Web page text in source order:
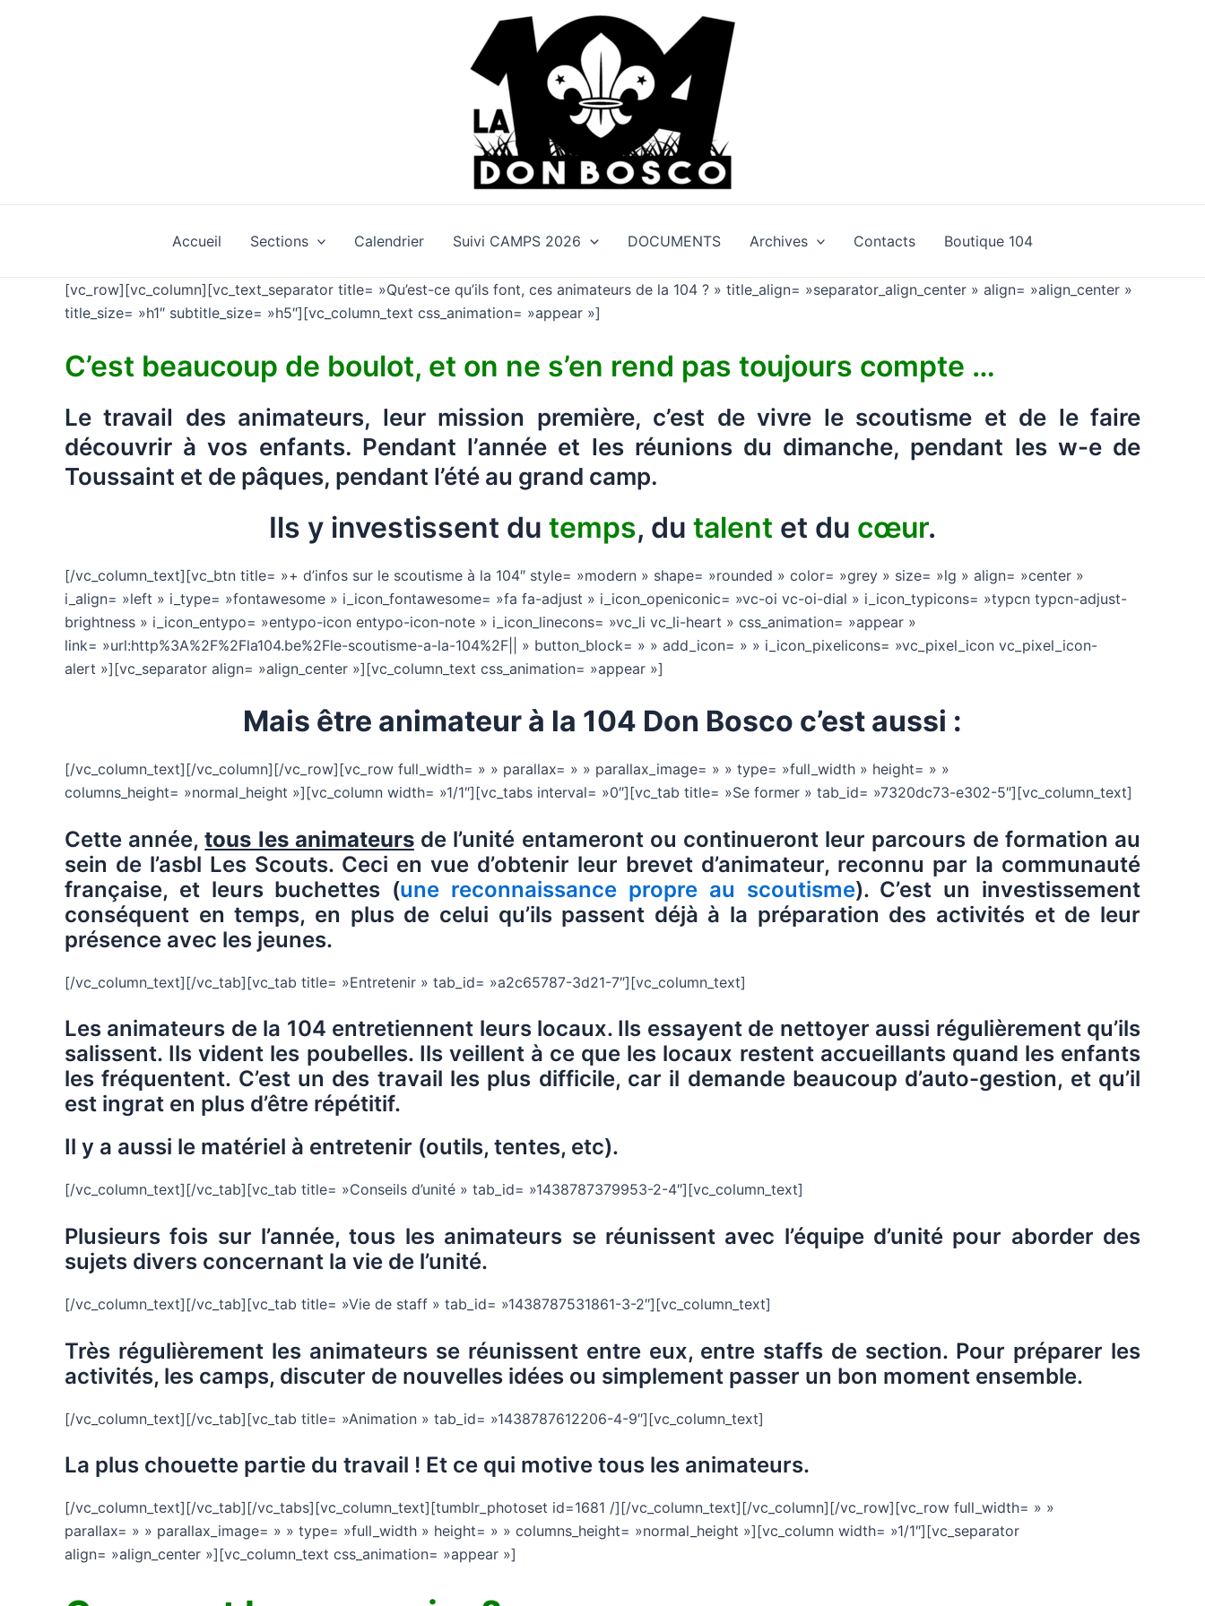
Accueil Sections Calendrier Suivi CAMPS 2026 DOCUMENTS Archives Contacts Boutique 104
[vc_row][vc_column][vc_text_separator title= »Qu’est-ce qu’ils font, ces animateurs de la 104 ? » title_align= »separator_align_center » align= »align_center »
title_size= »h1″ subtitle_size= »h5″][vc_column_text css_animation= »appear »]
C’est beaucoup de boulot, et on ne s’en rend pas toujours compte …
Le travail des animateurs, leur mission première, c’est de vivre le scoutisme et de le faire
découvrir à vos enfants. Pendant l’année et les réunions du dimanche, pendant les w-e de
Toussaint et de pâques, pendant l’été au grand camp.
Ils y investissent du temps, du talent et du cœur.
[/vc_column_text][vc_btn title= »+ d’infos sur le scoutisme à la 104″ style= »modern » shape= »rounded » color= »grey » size= »lg » align= »center »
i_align= »left » i_type= »fontawesome » i_icon_fontawesome= »fa fa-adjust » i_icon_openiconic= »vc-oi vc-oi-dial » i_icon_typicons= »typcn typcn-adjust-
brightness » i_icon_entypo= »entypo-icon entypo-icon-note » i_icon_linecons= »vc_li vc_li-heart » css_animation= »appear »
link= »url:http%3A%2F%2Fla104.be%2Fle-scoutisme-a-la-104%2F|| » button_block= » » add_icon= » » i_icon_pixelicons= »vc_pixel_icon vc_pixel_icon-
alert »][vc_separator align= »align_center »][vc_column_text css_animation= »appear »]
Mais être animateur à la 104 Don Bosco c’est aussi :
[/vc_column_text][/vc_column][/vc_row][vc_row full_width= » » parallax= » » parallax_image= » » type= »full_width » height= » »
columns_height= »normal_height »][vc_column width= »1/1″][vc_tabs interval= »0″][vc_tab title= »Se former » tab_id= »7320dc73-e302-5″][vc_column_text]
Cette année,tous les animateursde l’unité entameront ou continueront leur parcours de formation au
sein de l’asbl Les Scouts. Ceci en vue d’obtenir leur brevet d’animateur, reconnu par la communauté
française, et leurs buchettes (une reconnaissance propre au scoutisme). C’est un investissement
conséquent en temps, en plus de celui qu’ils passent déjà à la préparation des activités et de leur
présence avec les jeunes.
[/vc_column_text][/vc_tab][vc_tab title= »Entretenir » tab_id= »a2c65787-3d21-7″][vc_column_text]
Les animateurs de la 104 entretiennent leurs locaux. Ils essayent de nettoyer aussi régulièrement qu’ils
salissent. Ils vident les poubelles. Ils veillent à ce que les locaux restent accueillants quand les enfants
les fréquentent. C’est un des travail les plus difficile, car il demande beaucoup d’auto-gestion, et qu’il
est ingrat en plus d’être répétitif.
Il y a aussi le matériel à entretenir (outils, tentes, etc).
[/vc_column_text][/vc_tab][vc_tab title= »Conseils d’unité » tab_id= »1438787379953-2-4″][vc_column_text]
Plusieurs fois sur l’année, tous les animateurs se réunissent avec l’équipe d’unité pour aborder des
sujets divers concernant la vie de l’unité.
[/vc_column_text][/vc_tab][vc_tab title= »Vie de staff » tab_id= »1438787531861-3-2″][vc_column_text]
Très régulièrement les animateurs se réunissent entre eux, entre staffs de section. Pour préparer les
activités, les camps, discuter de nouvelles idées ou simplement passer un bon moment ensemble.
[/vc_column_text][/vc_tab][vc_tab title= »Animation » tab_id= »1438787612206-4-9″][vc_column_text]
La plus chouette partie du travail ! Et ce qui motive tous les animateurs.
[/vc_column_text][/vc_tab][/vc_tabs][vc_column_text][tumblr_photoset id=1681 /][/vc_column_text][/vc_column][/vc_row][vc_row full_width= » »
parallax= » » parallax_image= » » type= »full_width » height= » » columns_height= »normal_height »][vc_column width= »1/1″][vc_separator
align= »align_center »][vc_column_text css_animation= »appear »]